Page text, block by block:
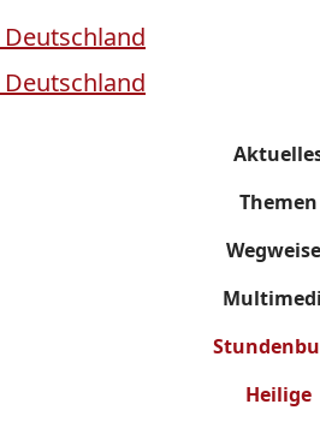
Themen
Heilige